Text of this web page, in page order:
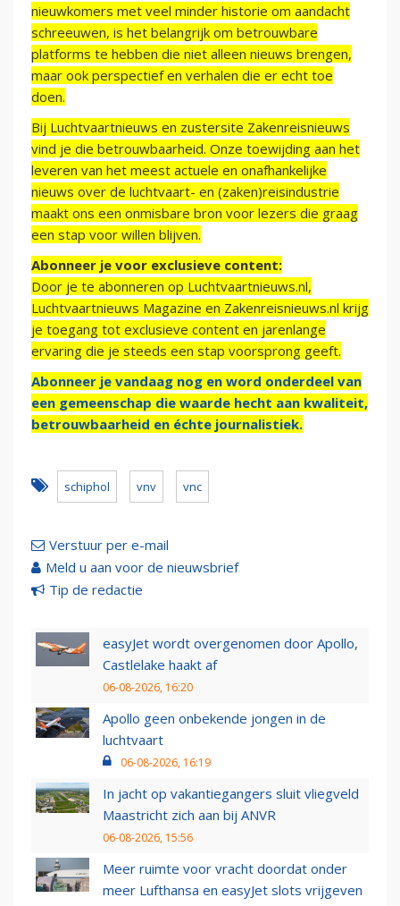
nieuwkomers met veel minder historie om aandacht
schreeuwen, is het belangrijk om betrouwbare
platforms te hebben die niet alleen nieuws brengen,
maar ook perspectief en verhalen die er echt toe
doen.
Bij Luchtvaartnieuws en zustersite Zakenreisnieuws
vind je die betrouwbaarheid. Onze toewijding aan het
leveren van het meest actuele en onafhankelijke
nieuws over de luchtvaart- en (zaken)reisindustrie
maakt ons een onmisbare bron voor lezers die graag
een stap voor willen blijven.
Abonneer je voor exclusieve content:
Door je te abonneren op Luchtvaartnieuws.nl,
Luchtvaartnieuws Magazine en Zakenreisnieuws.nl krijg
je toegang tot exclusieve content en jarenlange
ervaring die je steeds een stap voorsprong geeft.
Abonneer je vandaag nog en word onderdeel van
een gemeenschap die waarde hecht aan kwaliteit,
betrouwbaarheid en échte journalistiek.
schiphol vnv vnc
Verstuur per e-mail
Meld u aan voor de nieuwsbrief
Tip de redactie
easyJet wordt overgenomen door Apollo,
Castlelake haakt af
06-08-2026, 16:20
Apollo geen onbekende jongen in de
luchtvaart
06-08-2026, 16:19
In jacht op vakantiegangers sluit vliegveld
Maastricht zich aan bij ANVR
06-08-2026, 15:56
Meer ruimte voor vracht doordat onder
meer Lufthansa en easyJet slots vrijgeven